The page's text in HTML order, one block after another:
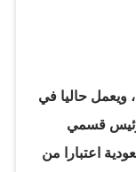
أحد منهم
الاستعجال
خبر التنظيم
مع جماعة
تمس أمن
التي…
ويعمل حاليا في
رئيس قسمي
اعتبارا من